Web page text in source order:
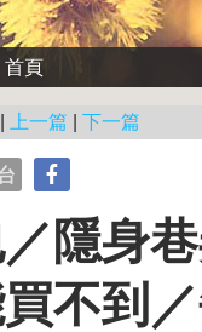
首頁
上一篇 下一篇
隱身
不到